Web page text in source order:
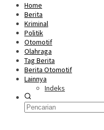
Home
Berita
Kriminal
Politik
Otomotif
Olahraga
Tag Berita
Berita Otomotif
Lainnya
Indeks